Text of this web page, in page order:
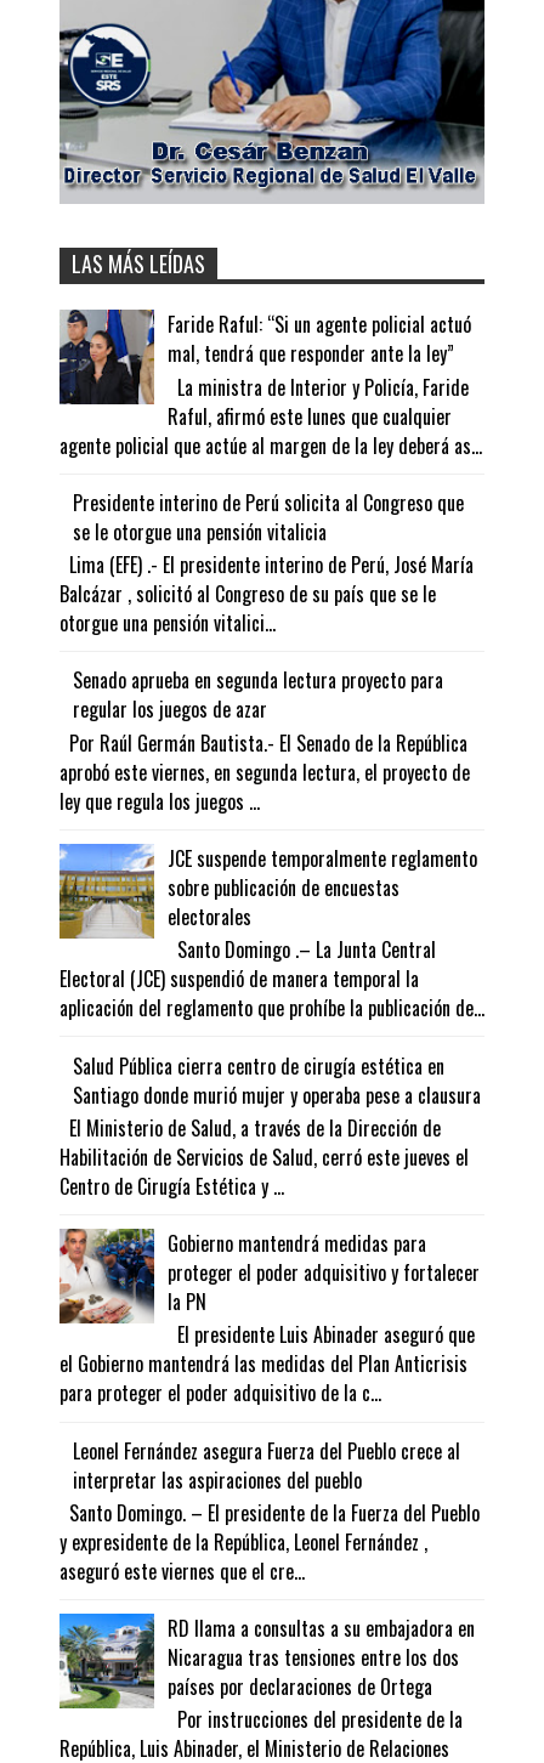
LAS MÁS LEÍDAS
Faride Raful: “Si un agente policial actuó
mal, tendrá que responder ante la ley”
La ministra de Interior y Policía, Faride
Raful, afirmó este lunes que cualquier
agente policial que actúe al margen de la ley deberá as...
Presidente interino de Perú solicita al Congreso que
se le otorgue una pensión vitalicia
Lima (EFE) .- El presidente interino de Perú, José María
Balcázar , solicitó al Congreso de su país que se le
otorgue una pensión vitalici...
Senado aprueba en segunda lectura proyecto para
regular los juegos de azar
Por Raúl Germán Bautista.- El Senado de la República
aprobó este viernes, en segunda lectura, el proyecto de
ley que regula los juegos ...
JCE suspende temporalmente reglamento
sobre publicación de encuestas
electorales
Santo Domingo .– La Junta Central
Electoral (JCE) suspendió de manera temporal la
aplicación del reglamento que prohíbe la publicación de...
Salud Pública cierra centro de cirugía estética en
Santiago donde murió mujer y operaba pese a clausura
El Ministerio de Salud, a través de la Dirección de
Habilitación de Servicios de Salud, cerró este jueves el
Centro de Cirugía Estética y ...
Gobierno mantendrá medidas para
proteger el poder adquisitivo y fortalecer
la PN
El presidente Luis Abinader aseguró que
el Gobierno mantendrá las medidas del Plan Anticrisis
para proteger el poder adquisitivo de la c...
Leonel Fernández asegura Fuerza del Pueblo crece al
interpretar las aspiraciones del pueblo
Santo Domingo. – El presidente de la Fuerza del Pueblo
y expresidente de la República, Leonel Fernández ,
aseguró este viernes que el cre...
RD llama a consultas a su embajadora en
Nicaragua tras tensiones entre los dos
países por declaraciones de Ortega
Por instrucciones del presidente de la
República, Luis Abinader, el Ministerio de Relaciones